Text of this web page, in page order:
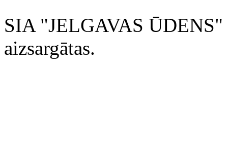
SIA "JELGAVAS ŪDENS"
aizsargātas.